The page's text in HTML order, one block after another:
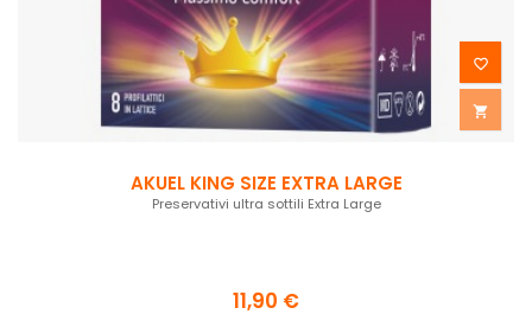


AKUEL KING SIZE EXTRA LARGE
Preservativi ultra sottili Extra Large
11,90 €